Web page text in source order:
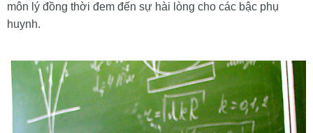
môn lý đồng thời đem đến sự hài lòng cho các bậc phụ
huynh.